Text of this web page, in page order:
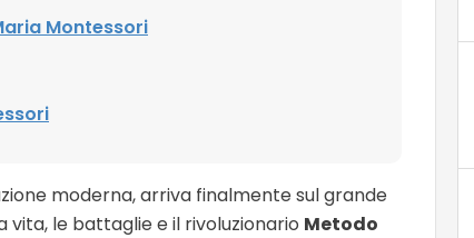
Montessori
moderna, arriva finalmente sul grande
le battaglie e il rivoluzionario Metodo